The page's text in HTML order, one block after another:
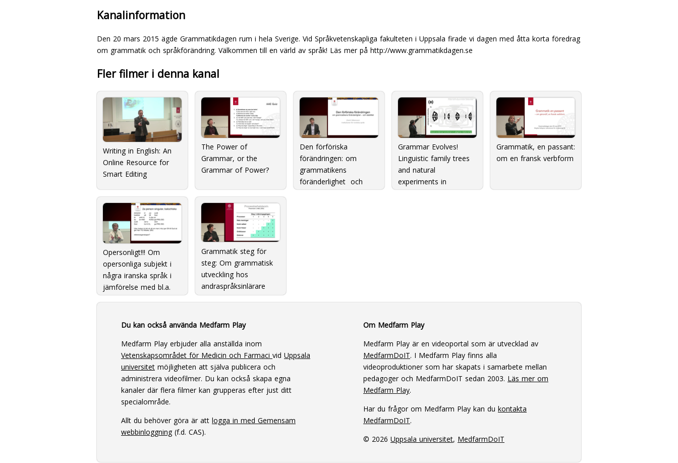
Kanalinformation
Den 20 mars 2015 ägde Grammatikdagen rum i hela Sverige. Vid Språk­vetenskapliga fakulteten i Uppsala firade vi dagen med åtta korta föredrag
om grammatik och språkförändring. Välkommen till en värld av språk! Läs mer på http://www.grammatikdagen.se
Fler filmer i denna kanal
Writing in English: An
Online Resource for
Smart Editing
The Power of
Grammar, or the
Grammar of Power?
Den förföriska
förändringen: om
grammatikens
föränderlighet  och
Grammar Evolves!
Linguistic family trees
and natural
experiments in
Grammatik, en passant:
om en fransk verbform
Opersonligt!!! Om
opersonliga subjekt i
några iranska språk i
jämförelse med bl.a.
Grammatik steg för
steg: Om grammatisk
utveckling hos
andraspråksinlärare
Du kan också använda Medfarm Play
Medfarm Play erbjuder alla anställda inom
Vetenskapsområdet för Medicin och Farmaci vid Uppsala
universitet möjligheten att själva publicera och
administrera videofilmer. Du kan också skapa egna
kanaler där flera filmer kan grupperas efter just ditt
specialområde.
Allt du behöver göra är att logga in med Gemensam
webbinloggning (f.d. CAS).
Om Medfarm Play
Medfarm Play är en videoportal som är utvecklad av
MedfarmDoIT. I Medfarm Play finns alla
videoproduktioner som har skapats i samarbete mellan
pedagoger och MedfarmDoIT sedan 2003. Läs mer om
Medfarm Play.
Har du frågor om Medfarm Play kan du kontakta
MedfarmDoIT.
© 2026 Uppsala universitet, MedfarmDoIT